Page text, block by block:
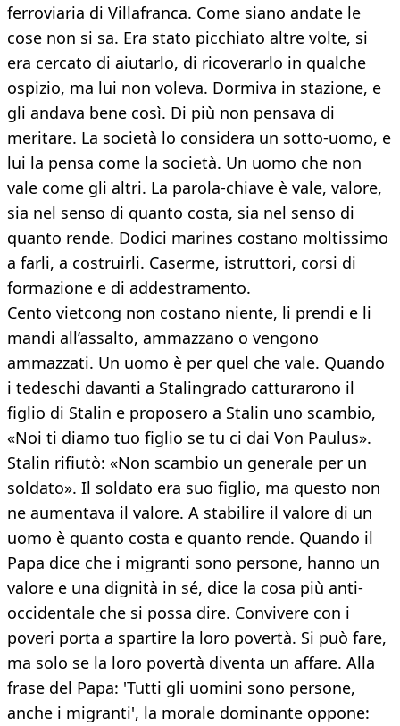
ferroviaria di Villafranca. Come siano andate le
cose non si sa. Era stato picchiato altre volte, si
era cercato di aiutarlo, di ricoverarlo in qualche
ospizio, ma lui non voleva. Dormiva in stazione, e
gli andava bene così. Di più non pensava di
meritare. La società lo considera un sotto-uomo, e
lui la pensa come la società. Un uomo che non
vale come gli altri. La parola-chiave è vale, valore,
sia nel senso di quanto costa, sia nel senso di
quanto rende. Dodici marines costano moltissimo
a farli, a costruirli. Caserme, istruttori, corsi di
formazione e di addestramento.
Cento vietcong non costano niente, li prendi e li
mandi all’assalto, ammazzano o vengono
ammazzati. Un uomo è per quel che vale. Quando
i tedeschi davanti a Stalingrado catturarono il
figlio di Stalin e proposero a Stalin uno scambio,
«Noi ti diamo tuo figlio se tu ci dai Von Paulus».
Stalin rifiutò: «Non scambio un generale per un
soldato». Il soldato era suo figlio, ma questo non
ne aumentava il valore. A stabilire il valore di un
uomo è quanto costa e quanto rende. Quando il
Papa dice che i migranti sono persone, hanno un
valore e una dignità in sé, dice la cosa più anti-
occidentale che si possa dire. Convivere con i
poveri porta a spartire la loro povertà. Si può fare,
ma solo se la loro povertà diventa un affare. Alla
frase del Papa: 'Tutti gli uomini sono persone,
anche i migranti', la morale dominante oppone: